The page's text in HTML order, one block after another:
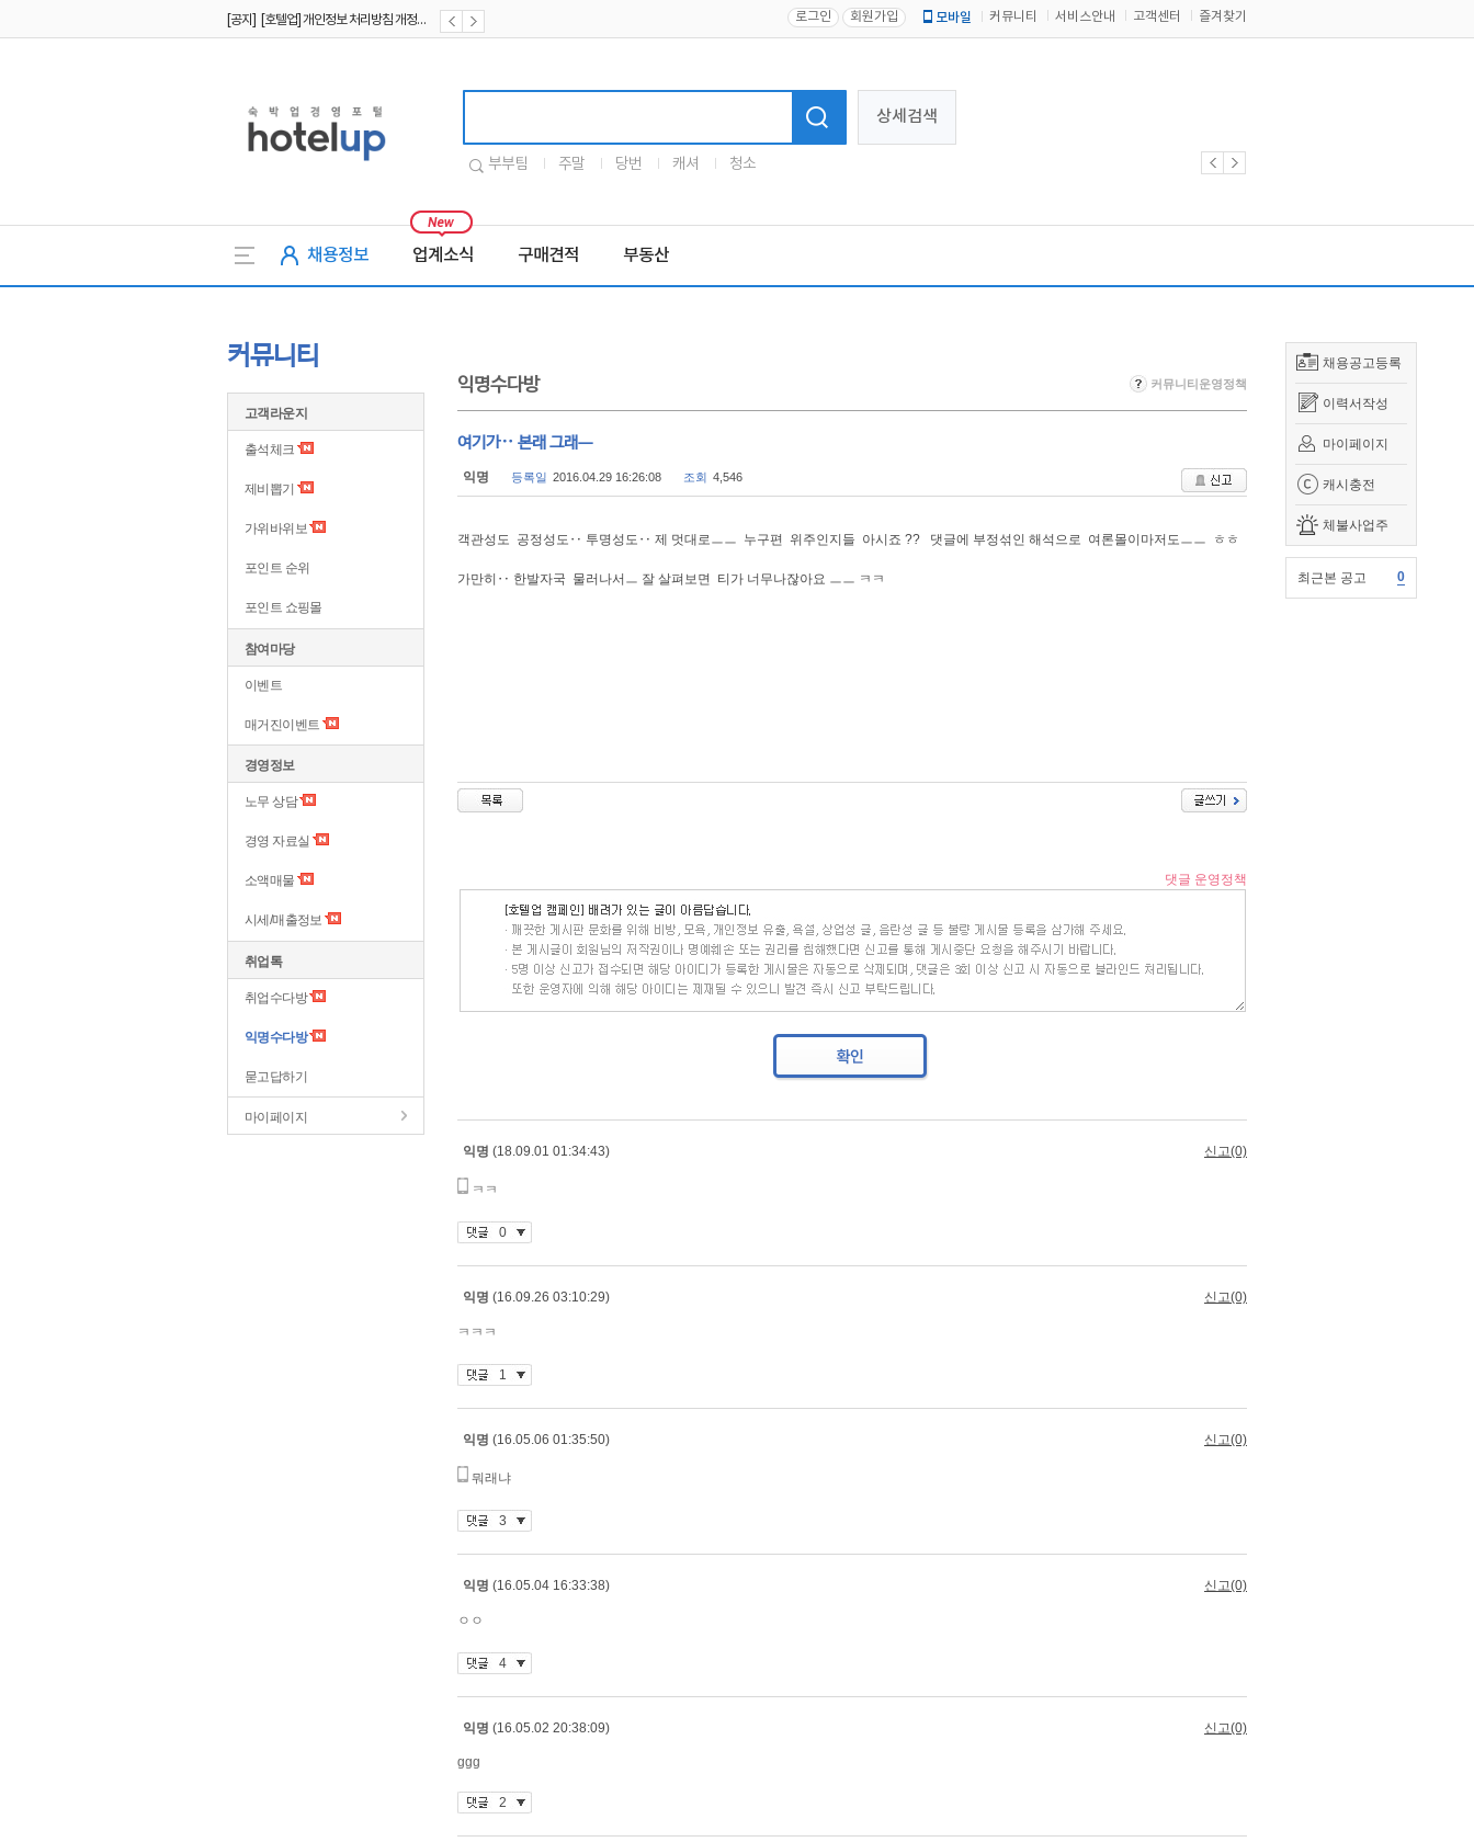
[공지] [호텔업] 개인정보 처리방침 개정본2 (19.09.02) 로그인 회원가입 모바일 커뮤니티 서비스안내 고객센터 즐겨찾기
상세검색
부부팀 주말 당번 캐셔 청소
채용정보 업계소식 구매견적 부동산
채용공고등록
이력서작성
마이페이지
캐시충전
체불사업주
최근본 공고 0
커뮤니티
고객라운지
출석체크
제비뽑기
가위바위보
포인트 순위
포인트 쇼핑몰
참여마당
이벤트
매거진이벤트
경영정보
노무 상담
경영 자료실
소액매물
시세/매출정보
취업톡
취업수다방
익명수다방
묻고답하기
마이페이지
익명수다방 커뮤니티운영정책
여기가‥ 본래 그래ㅡ
익명 등록일 2016.04.29 16:26:08 조회 4,546
객관성도 공정성도‥ 투명성도‥ 제 멋대로ㅡㅡ 누구편 위주인지들 아시죠 ?? 댓글에 부정섞인 해석으로 여론몰이마저도ㅡㅡ ㅎㅎ
가만히‥ 한발자국 물러나서ㅡ 잘 살펴보면 티가 너무나잖아요 ㅡㅡ ㅋㅋ